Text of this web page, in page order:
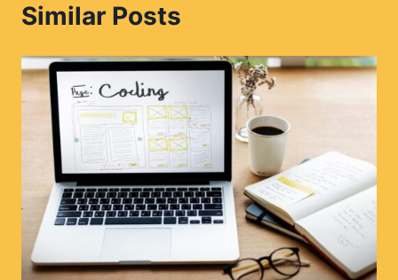
Similar Posts